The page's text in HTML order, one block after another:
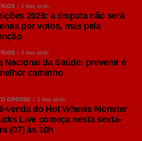
e de álcool, para que a bebida
viagens marítimas sem perder
maior presença do lúpulo,
por aromas cítricos, florais e
amargor mais pronunciado quando
tradicionais.
sabores mais intensos
na IPA uma excelente opção para
ou refeições de sabor
2 dias atrás
2026: a disputa não será
por votos, mas pela
4 dias atrás
Nacional da Saúde: prevenir é
caminho
GROSSO 2 dias atrás
venda do Hot Wheels Monster
Live começa nesta sexta-
(07) às 10h